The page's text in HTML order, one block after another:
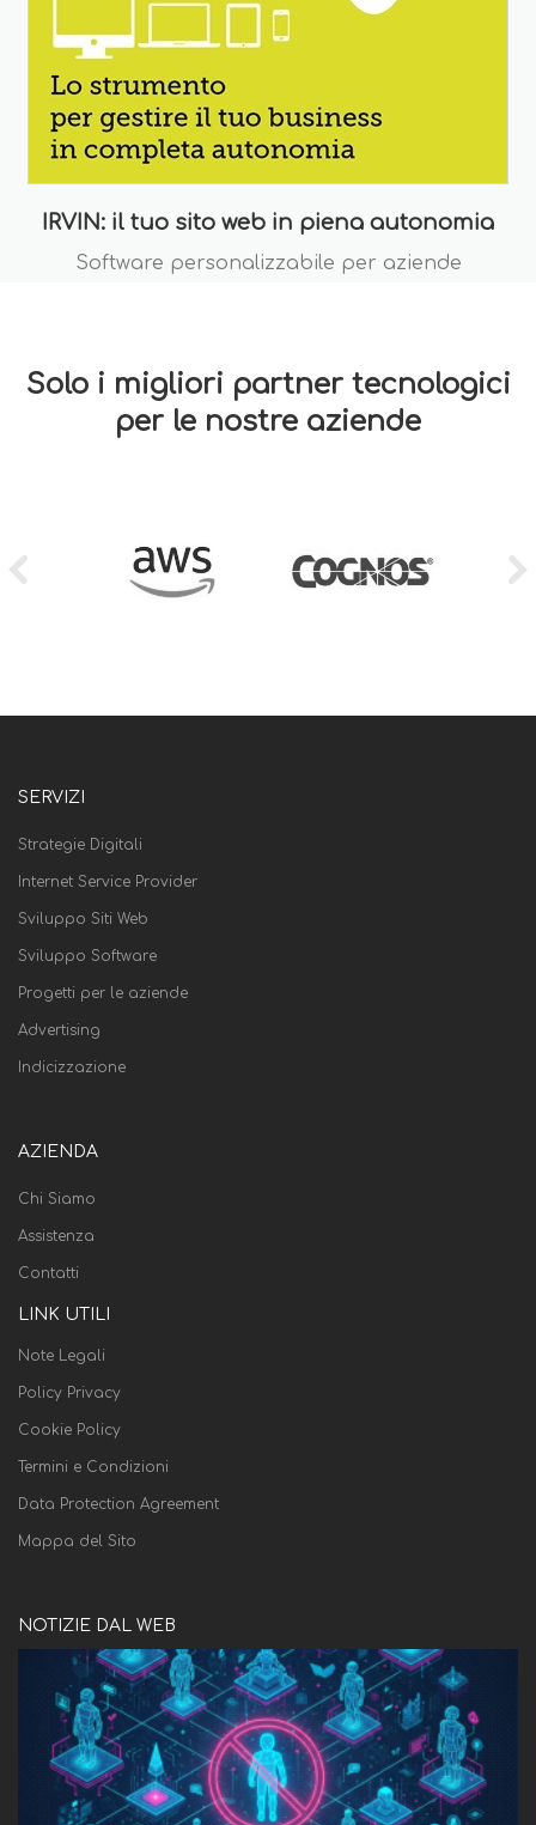
IRVIN: il tuo sito web in piena autonomia
Software personalizzabile per aziende
Solo i migliori partner tecnologici
per le nostre aziende
SERVIZI
Strategie Digitali
Internet Service Provider
Sviluppo Siti Web
Sviluppo Software
Progetti per le aziende
Advertising
Indicizzazione
AZIENDA
Chi Siamo
Assistenza
Contatti
LINK UTILI
Note Legali
Policy Privacy
Cookie Policy
Termini e Condizioni
Data Protection Agreement
Mappa del Sito
NOTIZIE DAL WEB